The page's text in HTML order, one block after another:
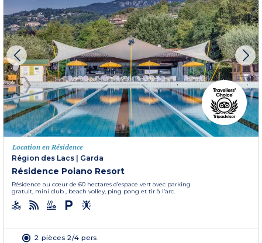
Location en Résidence
Région des Lacs
Garda
Résidence Poiano Resort
Résidence au cœur de 60 hectares d’espace vert avec parking
gratuit, mini club , beach volley, ping pong et tir à l’arc.
2 pièces 2/4 pers.